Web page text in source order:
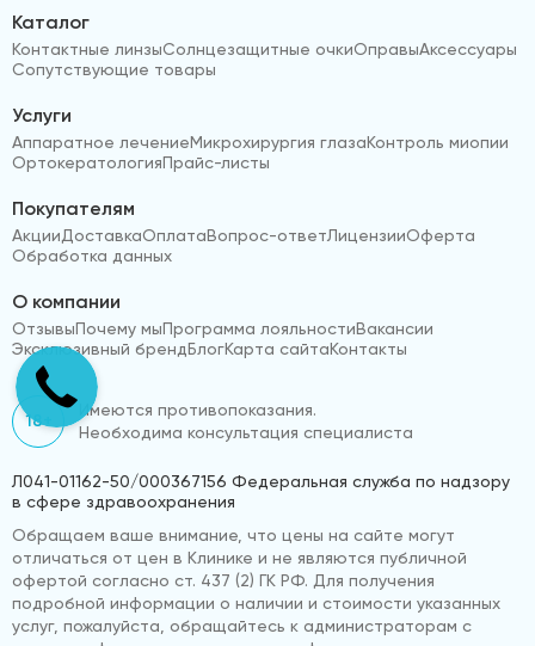
Каталог
Контактные линзыСолнцезащитные очкиОправыАксессуары
Сопутствующие товары
Услуги
Аппаратное лечениеМикрохирургия глазаКонтроль миопии
ОртокератологияПрайс-листы
Покупателям
АкцииДоставкаОплатаВопрос-ответЛицензииОферта
Обработка данных
О компании
ОтзывыПочему мыПрограмма лояльностиВакансии
Эксклюзивный брендБлогКарта сайтаКонтакты
18+
Имеются противопоказания.
Необходима консультация специалиста
Л041-01162-50/000367156 Федеральная служба по надзору
в сфере здравоохранения
Обращаем ваше внимание, что цены на сайте могут
отличаться от цен в Клинике и не являются публичной
офертой согласно ст. 437 (2) ГК РФ. Для получения
подробной информации о наличии и стоимости указанных
услуг, пожалуйста, обращайтесь к администраторам с